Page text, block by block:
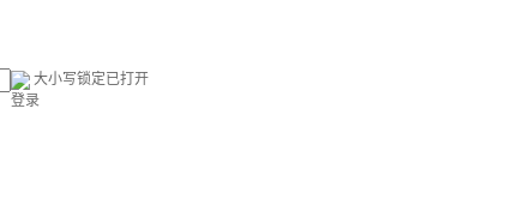
大小写锁定已打开
登录